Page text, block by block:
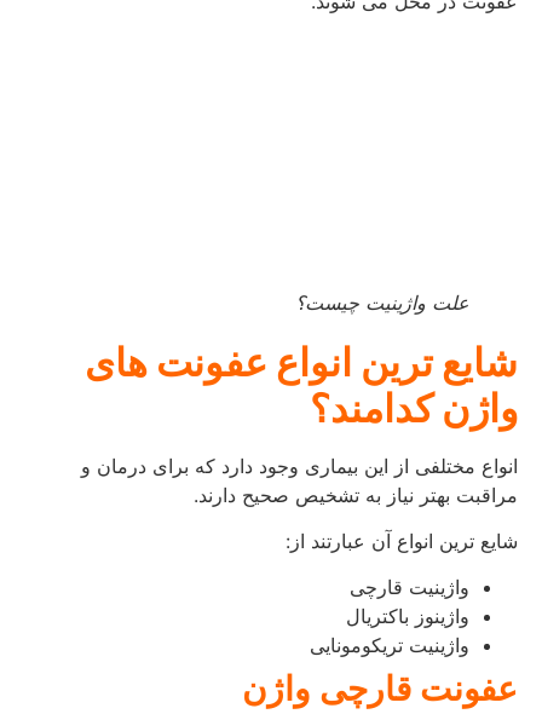
علت واژینیت چیست؟
شایع ترین انواع عفونت های
واژن کدامند؟
انواع مختلفی از این بیماری وجود دارد که برای درمان و
مراقبت بهتر نیاز به تشخیص صحیح دارند.
شایع ترین انواع آن عبارتند از:
واژینیت قارچی
واژینوز باکتریال
واژینیت تریکومونایی
عفونت قارچی واژن